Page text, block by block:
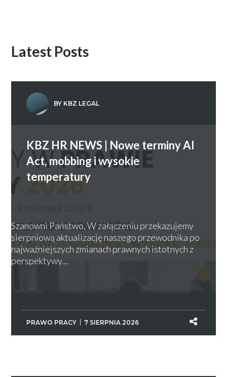
Latest Posts
BY KBZ LEGAL
KBZ HR NEWS | Nowe terminy AI
Act, mobbing i wysokie
temperatury
Szanowni Państwo, W załączeniu przekazujemy
sierpniową aktualizację naszego przewodnika po
najważniejszych zmianach prawnych istotnych z
perspektywy...
PRAWO PRACY 7 SIERPNIA 2026